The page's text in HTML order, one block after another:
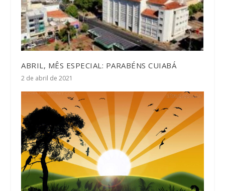
ABRIL, MÊS ESPECIAL: PARABÉNS CUIABÁ
2 de abril de 2021